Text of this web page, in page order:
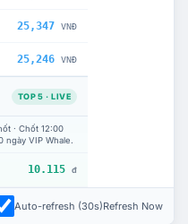
25,347 VNĐ
25,246 VNĐ
TOP 5 · LIVE
· Chốt 12:00
VIP Whale.
10.115 đ
Auto-refresh (30s)Refresh Now